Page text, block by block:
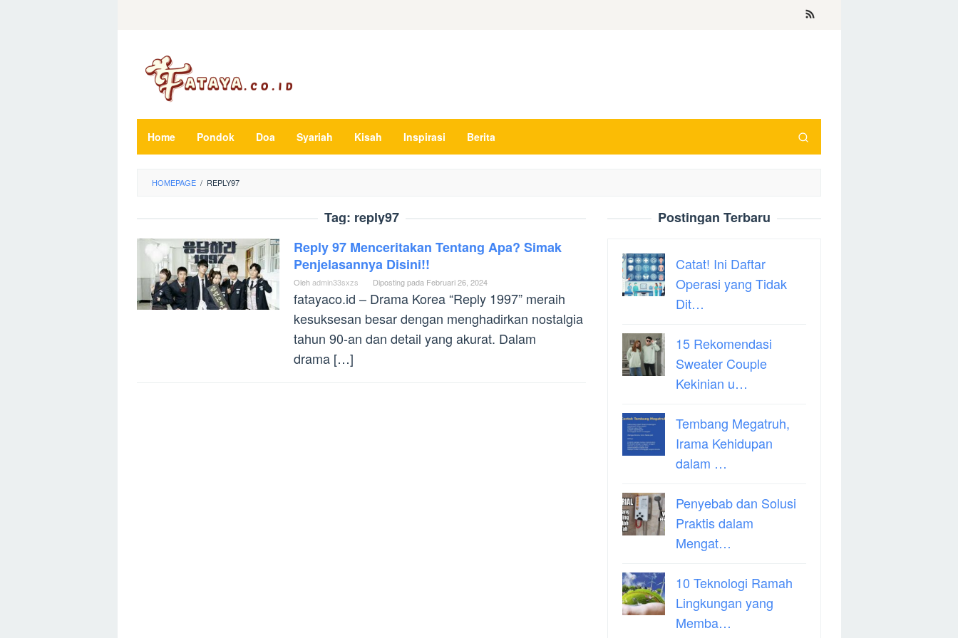
Home Pondok Doa Syariah Kisah Inspirasi Berita
HOMEPAGE / REPLY97
Tag: reply97
Reply 97 Menceritakan Tentang Apa? Simak
Penjelasannya Disini!!
Olehadmin33sxzs Diposting pada Februari 26, 2024
fatayaco.id – Drama Korea “Reply 1997” meraih
kesuksesan besar dengan menghadirkan nostalgia
tahun 90-an dan detail yang akurat. Dalam
drama […]
Postingan Terbaru
Catat! Ini Daftar
Operasi yang Tidak
Dit…
15 Rekomendasi
Sweater Couple
Kekinian u…
Tembang Megatruh,
Irama Kehidupan
dalam …
Penyebab dan Solusi
Praktis dalam
Mengat…
10 Teknologi Ramah
Lingkungan yang
Memba…